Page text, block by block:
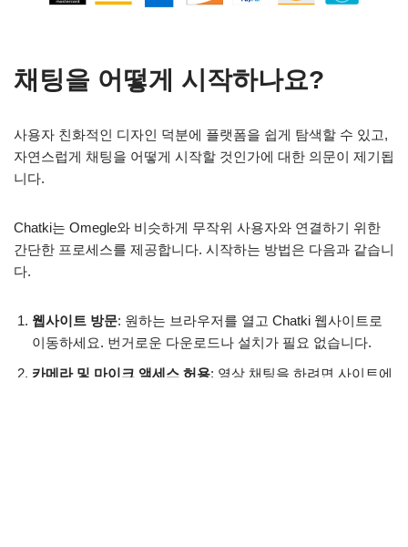
채팅을 어떻게 시작하나요?
사용자 친화적인 디자인 덕분에 플랫폼을 쉽게 탐색할 수 있고,
자연스럽게 채팅을 어떻게 시작할 것인가에 대한 의문이 제기됩
니다.
Chatki는 Omegle와 비슷하게 무작위 사용자와 연결하기 위한
간단한 프로세스를 제공합니다. 시작하는 방법은 다음과 같습니
다.
웹사이트 방문: 원하는 브라우저를 열고 Chatki 웹사이트로
이동하세요. 번거로운 다운로드나 설치가 필요 없습니다.
카메라 및 마이크 액세스 허용: 영상 채팅을 하려면 사이트에